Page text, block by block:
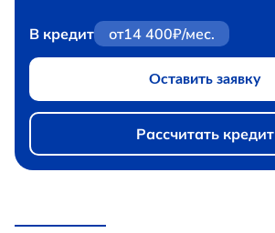
В кредит от14 400₽/мес.
Оставить заявку
Рассчитать кредит